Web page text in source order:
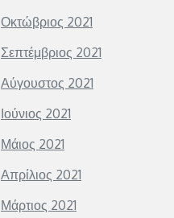
Οκτώβριος 2021
Σεπτέμβριος 2021
Αύγουστος 2021
Ιούνιος 2021
Μάιος 2021
Απρίλιος 2021
Μάρτιος 2021